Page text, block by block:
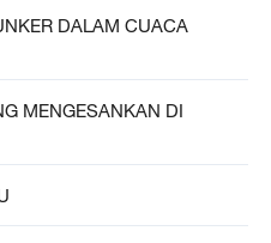
DALAM CUACA
MENGESANKAN DI